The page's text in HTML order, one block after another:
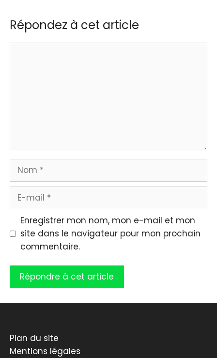
Répondez à cet article
Nom
Enregistrer mon nom, mon e-mail et mon
site dans le navigateur pour mon prochain
commentaire.
Plan du site
Mentions légales